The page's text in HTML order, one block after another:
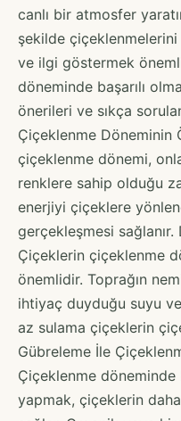
canlı bir atmosfer
şekilde
ve ilgi göstermek
döneminde başarılı
önerileri ve sıkça
Çiçeklenme Döneminin
çiçeklenme dönemi,
renklere sahip olduğu
enerjiyi çiçeklere
gerçekleşmesi
Çiçeklerin çiçeklenme
önemlidir. Toprağın
ihtiyaç duyduğu suyu
az sulama çiçeklerin
Gübreleme İle
Çiçeklenme
yapmak, çiçeklerin daha